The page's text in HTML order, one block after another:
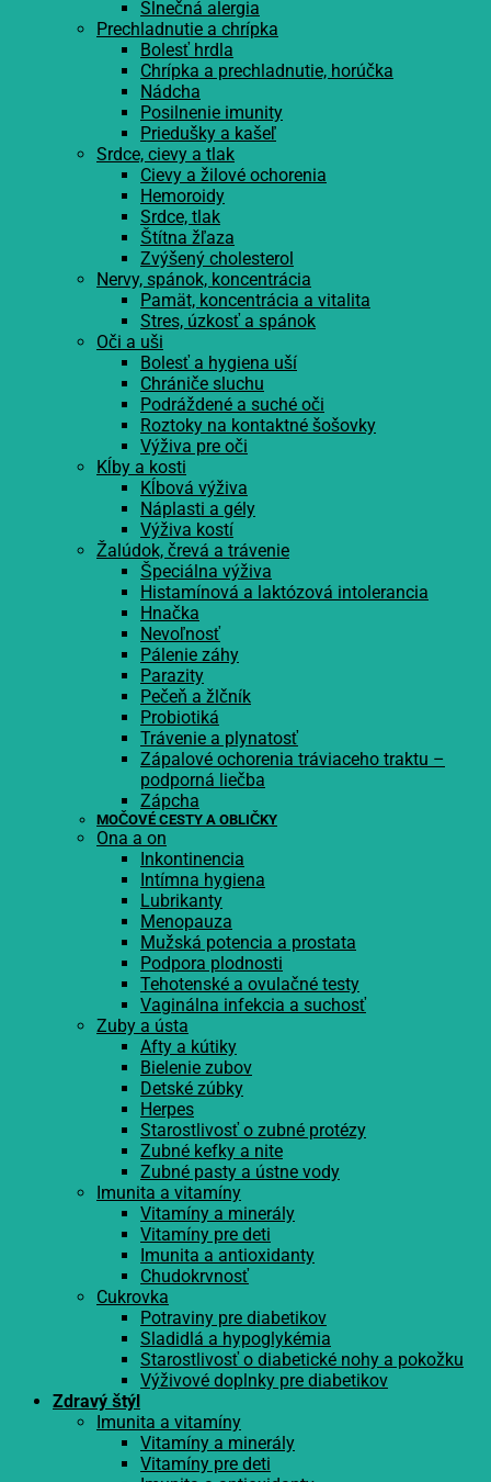
Slnečná alergia
Prechladnutie a chrípka
Bolesť hrdla
Chrípka a prechladnutie, horúčka
Nádcha
Posilnenie imunity
Priedušky a kašeľ
Srdce, cievy a tlak
Cievy a žilové ochorenia
Hemoroidy
Srdce, tlak
Štítna žľaza
Zvýšený cholesterol
Nervy, spánok, koncentrácia
Pamät, koncentrácia a vitalita
Stres, úzkosť a spánok
Oči a uši
Bolesť a hygiena uší
Chrániče sluchu
Podráždené a suché oči
Roztoky na kontaktné šošovky
Výživa pre oči
Kĺby a kosti
Kĺbová výživa
Náplasti a gély
Výživa kostí
Žalúdok, črevá a trávenie
Špeciálna výživa
Histamínová a laktózová intolerancia
Hnačka
Nevoľnosť
Pálenie záhy
Parazity
Pečeň a žlčník
Probiotiká
Trávenie a plynatosť
Zápalové ochorenia tráviaceho traktu –
podporná liečba
Zápcha
MOČOVÉ CESTY A OBLIČKY
Ona a on
Inkontinencia
Intímna hygiena
Lubrikanty
Menopauza
Mužská potencia a prostata
Podpora plodnosti
Tehotenské a ovulačné testy
Vaginálna infekcia a suchosť
Zuby a ústa
Afty a kútiky
Bielenie zubov
Detské zúbky
Herpes
Starostlivosť o zubné protézy
Zubné kefky a nite
Zubné pasty a ústne vody
Imunita a vitamíny
Vitamíny a minerály
Vitamíny pre deti
Imunita a antioxidanty
Chudokrvnosť
Cukrovka
Potraviny pre diabetikov
Sladidlá a hypoglykémia
Starostlivosť o diabetické nohy a pokožku
Výživové doplnky pre diabetikov
Zdravý štýl
Imunita a vitamíny
Vitamíny a minerály
Vitamíny pre deti